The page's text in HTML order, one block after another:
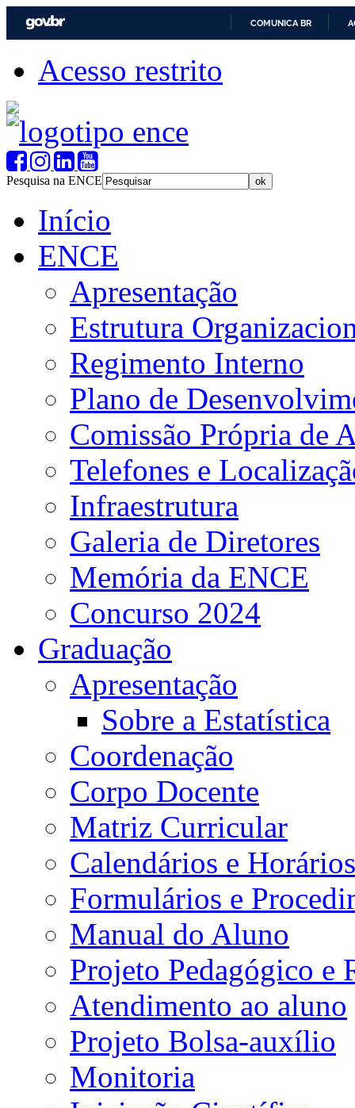
COMUNICA BR
Acesso restrito
Pesquisa na ENCE
Início
ENCE
Apresentação
Estrutura
Regimento Interno
Plano de
Comissão Própria de
Telefones e
Infraestrutura
Galeria de Diretores
Memória da ENCE
Concurso 2024
Graduação
Apresentação
Sobre a Estatística
Coordenação
Corpo Docente
Matriz Curricular
Calendários e Horários
Formulários e
Manual do Aluno
Projeto Pedagógico e
Atendimento ao aluno
Projeto Bolsa-auxílio
Monitoria